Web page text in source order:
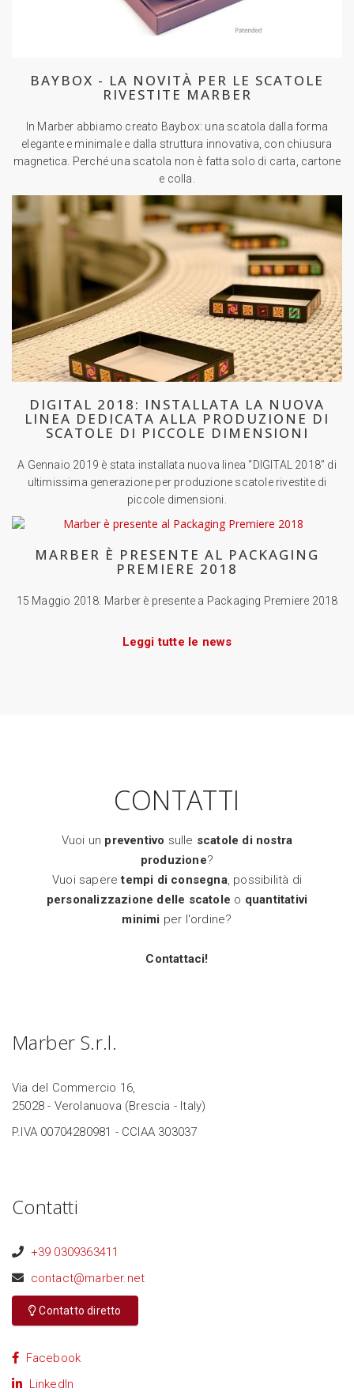
BAYBOX - LA NOVITÀ PER LE SCATOLE
RIVESTITE MARBER
In Marber abbiamo creato Baybox: una scatola dalla forma
elegante e minimale e dalla struttura innovativa, con chiusura
magnetica. Perché una scatola non è fatta solo di carta, cartone
e colla.
DIGITAL 2018: INSTALLATA LA NUOVA
LINEA DEDICATA ALLA PRODUZIONE DI
SCATOLE DI PICCOLE DIMENSIONI
A Gennaio 2019 è stata installata nuova linea “DIGITAL 2018” di
ultimissima generazione per produzione scatole rivestite di
piccole dimensioni.
MARBER È PRESENTE AL PACKAGING
PREMIERE 2018
15 Maggio 2018: Marber è presente a Packaging Premiere 2018
Leggi tutte le news
CONTATTI
Vuoi un preventivo sulle scatole di nostra
produzione?
Vuoi saperetempi di consegna, possibilità di
personalizzazione delle scatole o quantitativi
minimi per l'ordine?
Contattaci!
Marber S.r.l.
Via del Commercio 16,
25028 - Verolanuova (Brescia - Italy)
P.IVA 00704280981 - CCIAA 303037
Contatti
+39 0309363411
contact@marber.net
Contatto diretto
Facebook
LinkedIn